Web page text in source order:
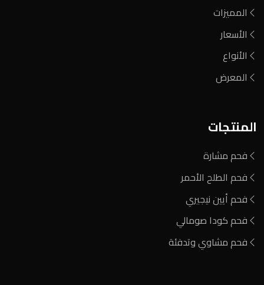
المميزات
الأسعار
الأنواع
المعرض
المنتجات
فحم مشارة
فحم الطلح الأحمر
فحم أيين نيجيري
فحم كودا صومالي
فحم مشاوي وتدفئة